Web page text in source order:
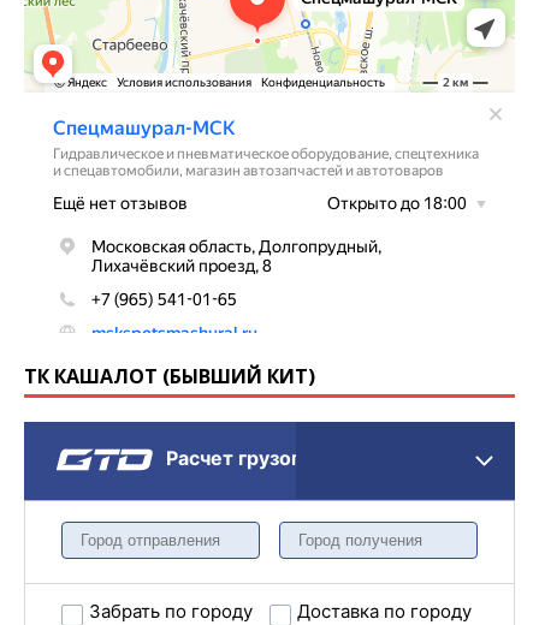
ТК КАШАЛОТ (БЫВШИЙ КИТ)
Расчет грузоперевозки
Забрать по городу Доставка по городу